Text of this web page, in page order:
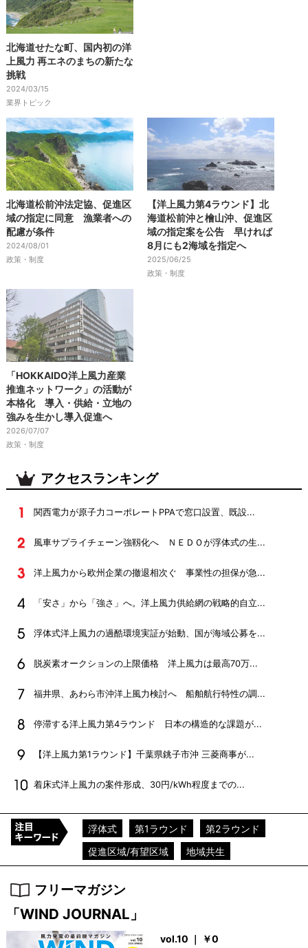
北海道せたな町、国内初の洋
上風力 再エネのまちの新たな
挑戦
2024/03/15
業界トピック
北海道松前沖法定協、促進区
域の指定に同意 漁業者への
配慮が条件
2024/08/01
政策・制度
【洋上風力第4ラウンド】北
海道松前沖と檜山沖、促進区
域の指定案を公告 早ければ
8月にも2海域を指定へ
2025/06/25
政策・制度
「HOKKAIDO洋上風力産業
推進ネットワーク」の活動が
本格化 導入・供給・立地の
強みを生かし導入促進へ
2026/07/07
政策・制度
アクセスランキング
関西電力が原子力コーポレートPPAで窓口設置、既設...
風車サプライチェーン強靱化へ ＮＥＤＯが浮体式の生...
洋上風力から欧州企業の撤退相次ぐ 事業性の担保が急...
「安さ」から「強さ」へ。洋上風力供給網の戦略的自立...
浮体式洋上風力の過酷環境実証が始動、国が海域公募を...
脱炭素オークションの上限価格 洋上風力は最高70万...
福井県、あわら市沖洋上風力検討へ 船舶航行特性の調...
停滞する洋上風力第4ラウンド 日本の構造的な課題が...
【洋上風力第1ラウンド】千葉県銚子市沖 三菱商事が...
着床式洋上風力の案件形成、30円/kWh程度までの...
浮体式 第1ラウンド
第2ラウンド
促進区域/有望区域
地域共生
フリーマガジン
「WIND JOURNAL」
vol.10 ｜ ￥0